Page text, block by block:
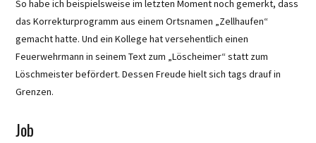
So habe ich beispielsweise im letzten Moment noch gemerkt, dass
das Korrekturprogramm aus einem Ortsnamen „Zellhaufen“
gemacht hatte. Und ein Kollege hat versehentlich einen
Feuerwehrmann in seinem Text zum „Löscheimer“ statt zum
Löschmeister befördert. Dessen Freude hielt sich tags drauf in
Grenzen.
Job